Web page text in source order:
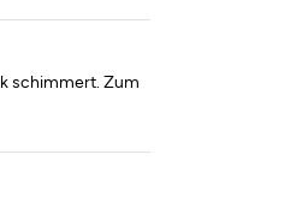
schimmert. Zum